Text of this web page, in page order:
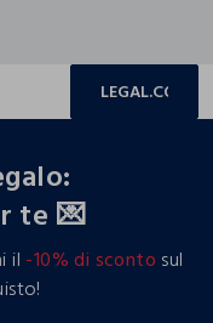
te 💌
il -10% di sconto sul